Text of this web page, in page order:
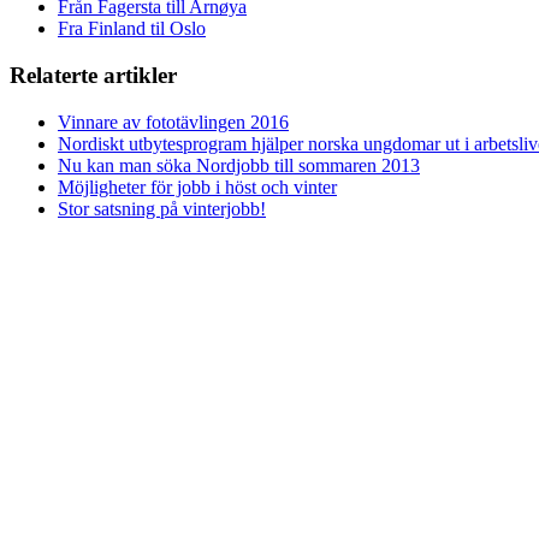
Från Fagersta till Arnøya
Fra Finland til Oslo
Relaterte artikler
Vinnare av fototävlingen 2016
Nordiskt utbytesprogram hjälper norska ungdomar ut i
Nu kan man söka Nordjobb till sommaren 2013
Möjligheter för jobb i höst och vinter
Stor satsning på vinterjobb!